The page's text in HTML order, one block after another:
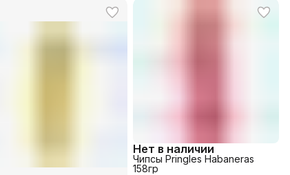
Нет в наличии
Чипсы Pringles Habaneras
158гр